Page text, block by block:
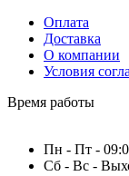
Оплата
Доставка
О компании
Условия
Время работы
Пн - Пт -
Сб - Вс -